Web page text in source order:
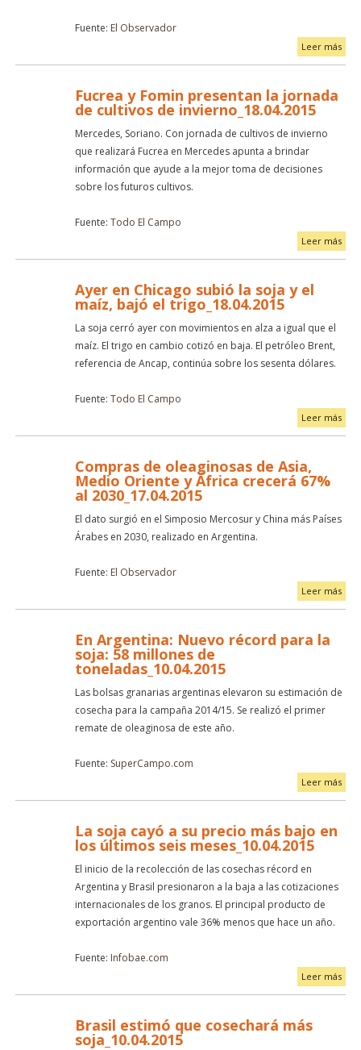
Fuente: El Observador
Leer más
Fucrea y Fomin presentan la jornada
de cultivos de invierno_18.04.2015
Mercedes, Soriano. Con jornada de cultivos de invierno
que realizará Fucrea en Mercedes apunta a brindar
información que ayude a la mejor toma de decisiones
sobre los futuros cultivos.
Fuente: Todo El Campo
Leer más
Ayer en Chicago subió la soja y el
maíz, bajó el trigo_18.04.2015
La soja cerró ayer con movimientos en alza a igual que el
maíz. El trigo en cambio cotizó en baja. El petróleo Brent,
referencia de Ancap, continúa sobre los sesenta dólares.
Fuente: Todo El Campo
Leer más
Compras de oleaginosas de Asia,
Medio Oriente y África crecerá 67%
al 2030_17.04.2015
El dato surgió en el Simposio Mercosur y China más Países
Árabes en 2030, realizado en Argentina.
Fuente: El Observador
Leer más
En Argentina: Nuevo récord para la
soja: 58 millones de
toneladas_10.04.2015
Las bolsas granarias argentinas elevaron su estimación de
cosecha para la campaña 2014/15. Se realizó el primer
remate de oleaginosa de este año.
Fuente: SuperCampo.com
Leer más
La soja cayó a su precio más bajo en
los últimos seis meses_10.04.2015
El inicio de la recolección de las cosechas récord en
Argentina y Brasil presionaron a la baja a las cotizaciones
internacionales de los granos. El principal producto de
exportación argentino vale 36% menos que hace un año.
Fuente: Infobae.com
Leer más
Brasil estimó que cosechará más
soja_10.04.2015